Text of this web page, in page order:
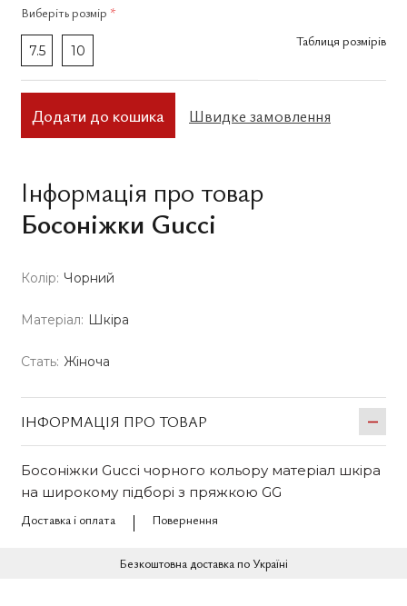
Виберіть розмір *
7.5 10
Таблиця розмірів
Додати до кошика Швидке замовлення
Інформація про товар
Босоніжки Gucci
Колір: Чорний
Матеріал: Шкіра
Стать: Жіноча
ІНФОРМАЦІЯ ПРО ТОВАР
Босоніжки Gucci чорного кольору матеріал шкіра
на широкому підборі з пряжкою GG
Доставка і оплата
Повернення
Безкоштовна доставка по Україні